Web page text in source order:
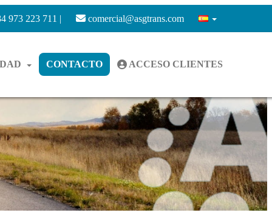
973 223 711 | comercial@asgtrans.com
CONTACTO ACCESO CLIENTES